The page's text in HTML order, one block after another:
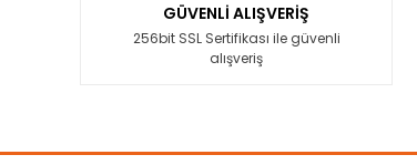
Ürün bilgilerinde hatalar bulunuyor.
Ürün fiyatı diğer sitelerden daha pahalı.
GÜVENLİ ALIŞVERİŞ
256bit SSL Sertifikası ile güvenli
alışveriş